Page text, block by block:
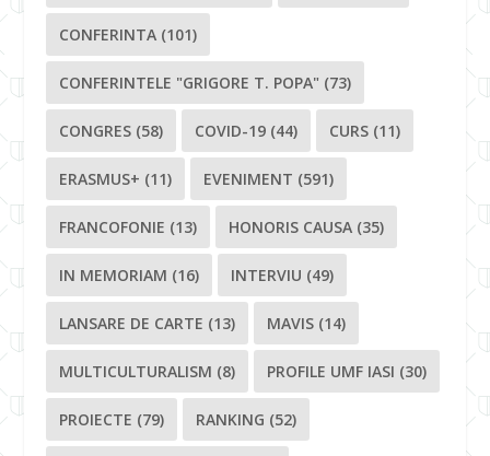
CONFERINTA (101)
CONFERINTELE "GRIGORE T. POPA" (73)
CONGRES (58) COVID-19 (44) CURS (11)
ERASMUS+ (11) EVENIMENT (591)
FRANCOFONIE (13) HONORIS CAUSA (35)
IN MEMORIAM (16) INTERVIU (49)
LANSARE DE CARTE (13) MAVIS (14)
MULTICULTURALISM (8) PROFILE UMF IASI (30)
PROIECTE (79) RANKING (52)